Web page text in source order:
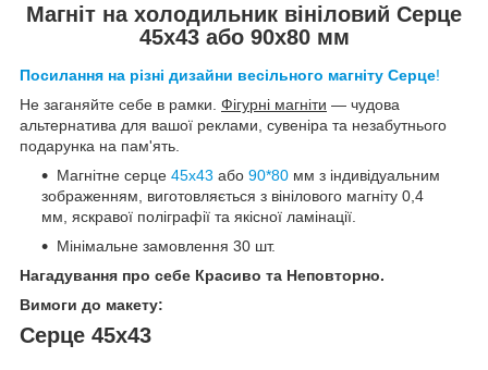
Магніт на холодильник вініловий Серце
45х43 або 90х80 мм
Посилання на різні дизайни весільного магніту Серце!
Не заганяйте себе в рамки. Фігурні магніти — чудова
альтернатива для вашої реклами, сувеніра та незабутнього
подарунка на пам'ять.
Магнітне серце 45х43 або 90*80 мм з індивідуальним
зображенням, виготовляється з вінілового магніту 0,4
мм, яскравої поліграфії та якісної ламінації.
Мінімальне замовлення 30 шт.
Нагадування про себе Красиво та Неповторно.
Вимоги до макету:
Серце 45х43